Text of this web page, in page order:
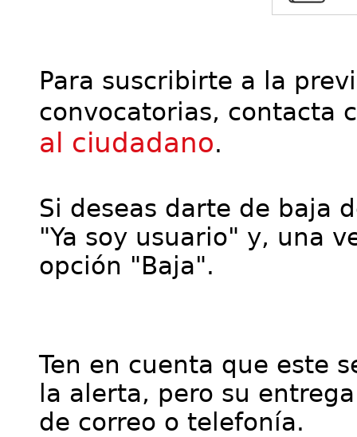
Para suscribirte a la
convocatorias, contacta
al ciudadano.
Si deseas darte de baja
"Ya soy usuario" y, una
opción "Baja".
Ten en cuenta que este
la alerta, pero su
de correo o telefonía.